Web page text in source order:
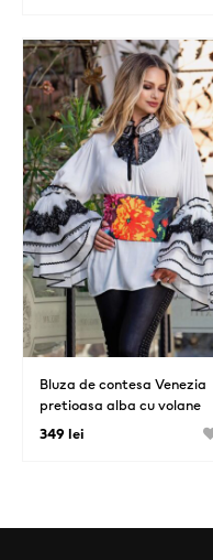
Bluza de contesa Venezia
pretioasa alba cu volane
din organza si dantela
349 lei